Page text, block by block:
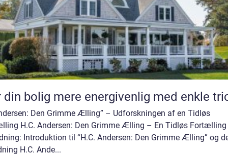
din bolig mere energivenlig med enkle
Den Grimme Ælling” – Udforskningen af en Tidløs
H.C. Andersen: Den Grimme Ælling – En Tidløs Fortælling
Introduktion til “H.C. Andersen: Den Grimme Ælling” og
H.C. Ande...